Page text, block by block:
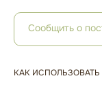
Сообщить о
КАК